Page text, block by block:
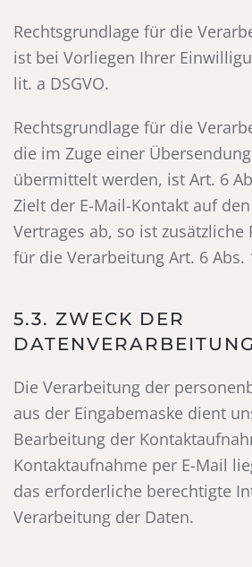
Rechtsgrundlage für die
ist bei Vorliegen Ihrer
lit. a DSGVO.
Rechtsgrundlage für die
die im Zuge einer
übermittelt werden, ist Art. 6
Zielt der E-Mail-Kontakt auf
Vertrages ab, so ist zusätzliche
für die Verarbeitung Art. 6 Abs.
5.3. ZWECK DER
DATENVERARBEITUNG
Die Verarbeitung der
aus der Eingabemaske dient
Bearbeitung der
Kontaktaufnahme per E-Mail
das erforderliche berechtigte
Verarbeitung der Daten.